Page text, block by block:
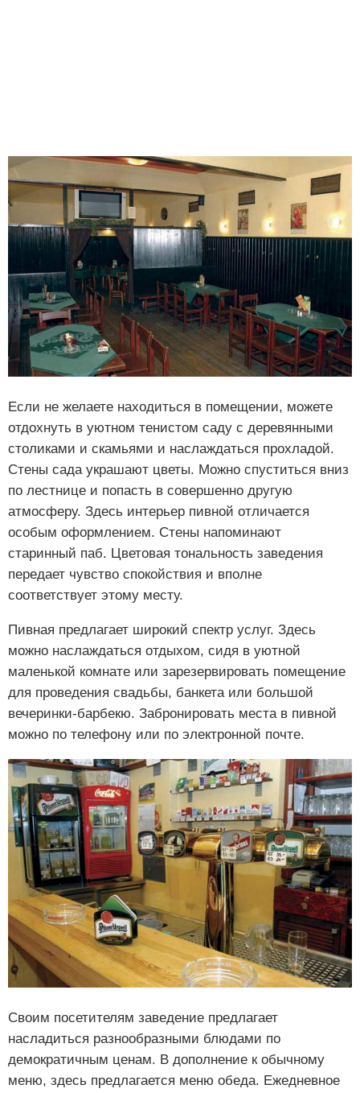
Если не желаете находиться в помещении, можете
отдохнуть в уютном тенистом саду с деревянными
столиками и скамьями и наслаждаться прохладой.
Стены сада украшают цветы. Можно спуститься вниз
по лестнице и попасть в совершенно другую
атмосферу. Здесь интерьер пивной отличается
особым оформлением. Стены напоминают
старинный паб. Цветовая тональность заведения
передает чувство спокойствия и вполне
соответствует этому месту.
Пивная предлагает широкий спектр услуг. Здесь
можно наслаждаться отдыхом, сидя в уютной
маленькой комнате или зарезервировать помещение
для проведения свадьбы, банкета или большой
вечеринки-барбекю. Забронировать места в пивной
можно по телефону или по электронной почте.
Своим посетителям заведение предлагает
насладиться разнообразными блюдами по
демократичным ценам. В дополнение к обычному
меню, здесь предлагается меню обеда. Ежедневное